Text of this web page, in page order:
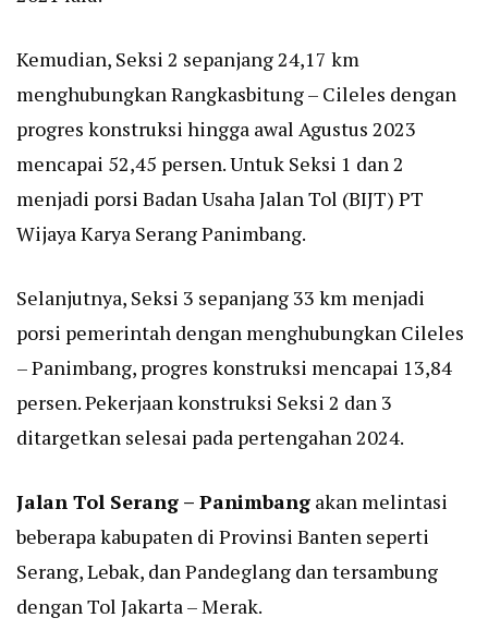
Kemudian, Seksi 2 sepanjang 24,17 km
menghubungkan Rangkasbitung – Cileles dengan
progres konstruksi hingga awal Agustus 2023
mencapai 52,45 persen. Untuk Seksi 1 dan 2
menjadi porsi Badan Usaha Jalan Tol (BIJT) PT
Wijaya Karya Serang Panimbang.
Selanjutnya, Seksi 3 sepanjang 33 km menjadi
porsi pemerintah dengan menghubungkan Cileles
– Panimbang, progres konstruksi mencapai 13,84
persen. Pekerjaan konstruksi Seksi 2 dan 3
ditargetkan selesai pada pertengahan 2024.
Jalan Tol Serang – Panimbang akan melintasi
beberapa kabupaten di Provinsi Banten seperti
Serang, Lebak, dan Pandeglang dan tersambung
dengan Tol Jakarta – Merak.